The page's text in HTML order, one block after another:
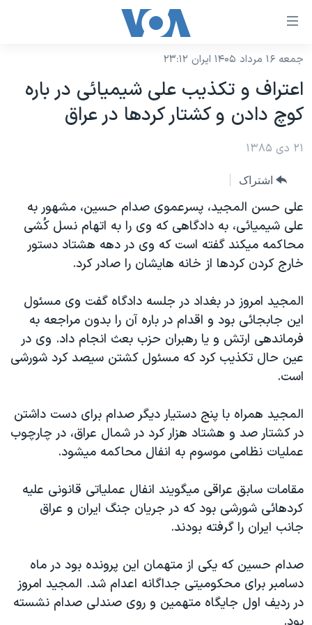
لینکهای
دسترسی
جهش
به
محتوای
اصلی
جهش
صفحه
اصلی
جهش
به
جستجو
نسخه سبک وب‌سایت
موضوع ها
ایران
آمریکا
ورزشی
گزیده‌ها
ویژه برنامه‌ها
ویدیوها
فرهنگ و زندگی
حقوق شهروندی
اقتصادی
اسرائیل در جنگ
گالری عکس
برنامه های تلویزیونی
جدول برنامه ها
صفحه‌های ویژه
جام جهانی ۲۰۲۶
عملیات خشم حماسی
۲۵۰سالگی آمریکا
بایگانی برنامه‌های تلویزیونی
مستندها
انتخابات ریاست جمهوری آمریکا ۲۰۲۴
حمله جمهوری اسلامی به اسرائیل
ورزش زنان در ایران
اعتراضات زن، زندگی، آزادی
تریبونال مردمی آبان ۹۸
دادگاه حمید نوری
قانون شفافیت دارائی کادر رهبری ایران
اعتراضات مردمی آبان ۹۸
فرکانس‌های صدای آمریکا
پخش رادیویی
دنبال کنید
زبانهای مختلف
جمعه ۱۶ مرداد ۱۴۰۵ ایران ۲۳:۱۲
اعتراف و تکذيب علی شيميائی در باره
کوچ دادن و کشتار کردها در عراق
۲۱ دی ۱۳۸۵
اشتراک
علی حسن المجيد، پسرعموی صدام حسين، مشهور به
علی شيميائی، به دادگاهی که وی را به اتهام نسل کُشی
محاکمه ميکند گفته است که وی در دهه هشتاد دستور
خارج کردن کردها از خانه هايشان را صادر کرد.
المجيد امروز در بغداد در جلسه دادگاه گفت وی مسئول
اين جابجائی بود و اقدام در باره آن را بدون مراجعه به
فرماندهی ارتش و يا رهبران حزب بعث انجام داد. وی در
عين حال تکذيب کرد که مسئول کشتن سيصد کرد شورشی
است.
المجيد همراه با پنج دستيار ديگر صدام برای دست داشتن
در کشتار صد و هشتاد هزار کرد در شمال عراق، در چارچوب
عمليات نظامی موسوم به انفال محاکمه ميشود.
مقامات سابق عراقی ميگويند انفال عملياتی قانونی عليه
کردهائی شورشی بود که در جريان جنگ ايران و عراق
جانب ايران را گرفته بودند.
صدام حسين که يکی از متهمان اين پرونده بود در ماه
دسامبر برای محکوميتی جداگانه اعدام شد. المجيد امروز
در رديف اول جايگاه متهمين و روی صندلی صدام نشسته